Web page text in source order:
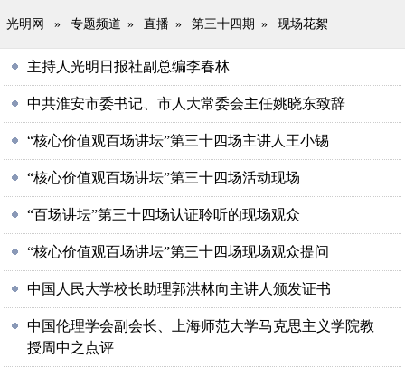
光明网 » 专题频道 » 直播 » 第三十四期 » 现场花絮
主持人光明日报社副总编李春林
中共淮安市委书记、市人大常委会主任姚晓东致辞
“核心价值观百场讲坛”第三十四场主讲人王小锡
“核心价值观百场讲坛”第三十四场活动现场
“百场讲坛”第三十四场认证聆听的现场观众
“核心价值观百场讲坛”第三十四场现场观众提问
中国人民大学校长助理郭洪林向主讲人颁发证书
中国伦理学会副会长、上海师范大学马克思主义学院教
授周中之点评